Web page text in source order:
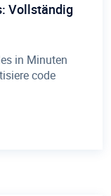
Vollständig
in Minuten
code